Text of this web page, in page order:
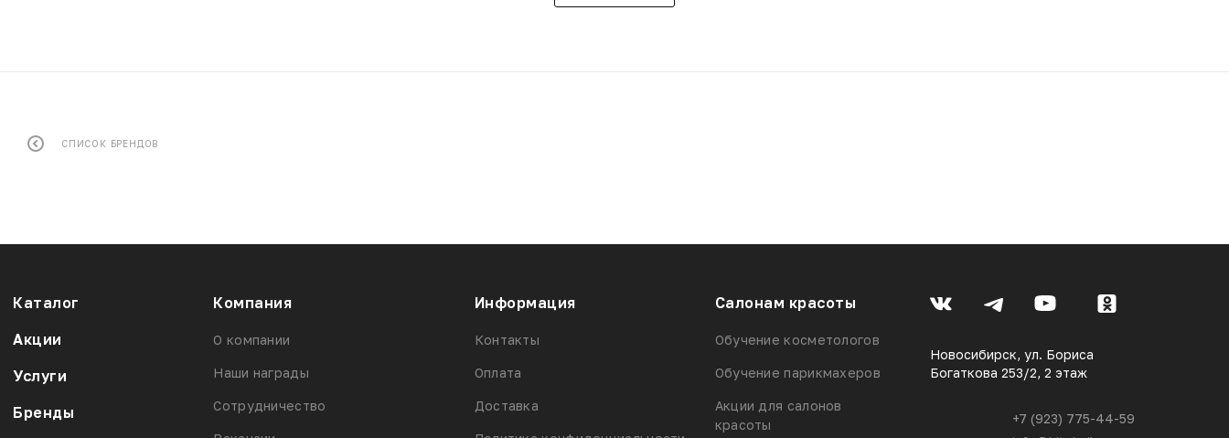
СПИСОК БРЕНДОВ
Каталог
Акции
Услуги
Бренды
Компания
О компании
Наши награды
Сотрудничество
Информация
Контакты
Оплата
Доставка
Салонам красоты
Обучение косметологов
Обучение парикмахеров
Акции для салонов
красоты
Новосибирск, ул. Бориса
Богаткова 253/2, 2 этаж
+7 (923) 775-44-59